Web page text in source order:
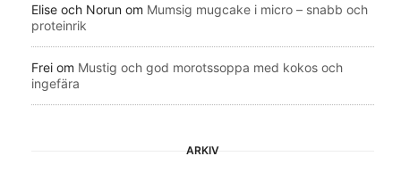
Elise och Norun om Mumsig mugcake i micro – snabb och
proteinrik
Frei om Mustig och god morotssoppa med kokos och
ingefära
ARKIV